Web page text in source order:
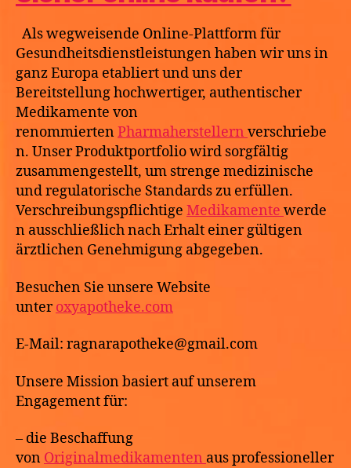
Als wegweisende Online-Plattform für
Gesundheitsdienstleistungen haben wir uns in
ganz Europa etabliert und uns der
Bereitstellung hochwertiger, authentischer
Medikamente von
renommiertenPharmaherstellern verschriebe
n. Unser Produktportfolio wird sorgfältig
zusammengestellt, um strenge medizinische
und regulatorische Standards zu erfüllen.
Verschreibungspflichtige Medikamente werde
n ausschließlich nach Erhalt einer gültigen
ärztlichen Genehmigung abgegeben.
Besuchen Sie unsere Website
unteroxyapotheke.com
E-Mail: ragnarapotheke@gmail.com
Unsere Mission basiert auf unserem
Engagement für:
– die Beschaffung
von Originalmedikamenten aus professioneller